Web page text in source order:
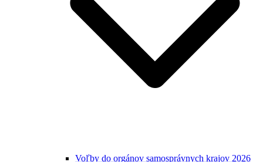
Voľby do orgánov samosprávnych krajov 2026